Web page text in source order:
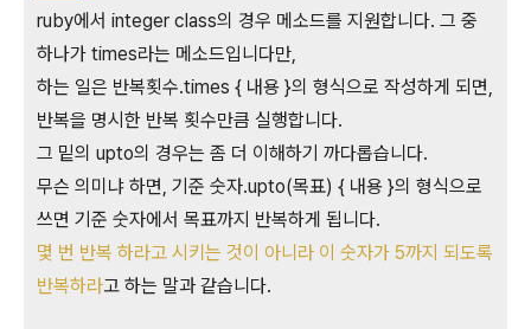
ruby에서 integer class의 경우 메소드를 지원합니다. 그 중
하나가 times라는 메소드입니다만,
하는 일은 반복횟수.times { 내용 }의 형식으로 작성하게 되면,
반복을 명시한 반복 횟수만큼 실행합니다.
그 밑의 upto의 경우는 좀 더 이해하기 까다롭습니다.
무슨 의미냐 하면, 기준 숫자.upto(목표) { 내용 }의 형식으로
쓰면 기준 숫자에서 목표까지 반복하게 됩니다.
몇 번 반복 하라고 시키는 것이 아니라 이 숫자가 5까지 되도록
반복하라고 하는 말과 같습니다.